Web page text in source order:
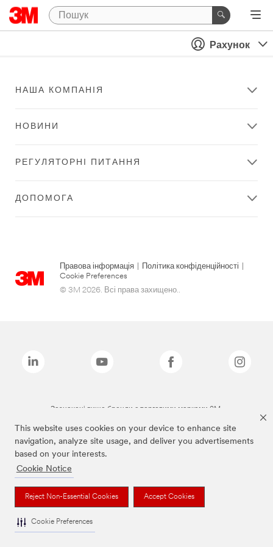
This website uses cookies on your device to enhance site
navigation, analyze site usage, and deliver you advertisements
based on your interests.
Cookie Notice
Reject Non-Essential Cookies Accept Cookies
Cookie Preferences
Рахунок
НАША КОМПАНІЯ
НОВИНИ
РЕГУЛЯТОРНІ ПИТАННЯ
ДОПОМОГА
Правова інформація Політика конфіденційності
Cookie Preferences
© 3M 2026. Всі права захищено..
Зазначені вище бренди є торговими марками 3M.